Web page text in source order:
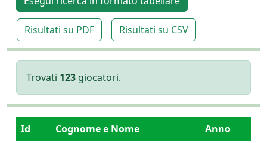
Risultati su PDF Risultati su CSV
Trovati 123 giocatori.
Id Cognome e Nome Anno